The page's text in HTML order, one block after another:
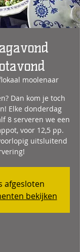
moolenaar
Dan kom je toch
Elke donderdag
8 serveren we een
voor 12,5 pp.
uitsluitend
afgesloten
bekijken